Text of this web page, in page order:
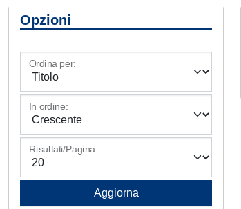
Opzioni
Ordina per:
In ordine:
Risultati/Pagina